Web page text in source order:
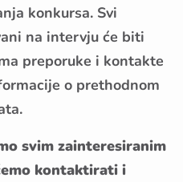
konkursa. Svi
na intervju će biti
preporuke i kontakte
o prethodnom
svim zainteresiranim
kontaktirati i